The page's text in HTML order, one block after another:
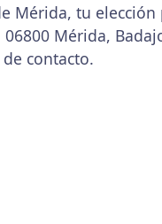
Mérida, tu
06800 Mérida,
contacto.